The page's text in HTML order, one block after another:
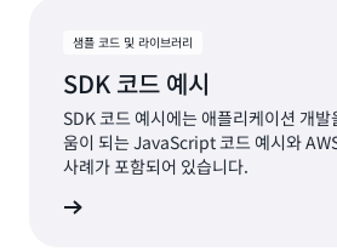
샘플 코드 및 라이브러리
SDK 코드 예시
SDK 코드 예시에는 애플리케이션 개발
움이 되는 JavaScript 코드 예시와
사례가 포함되어 있습니다.